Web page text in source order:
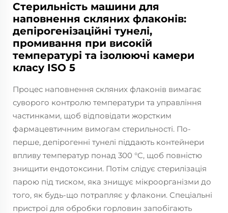
Стерильність машини для
наповнення скляних флаконів:
депірогенізаційні тунелі,
промивання при високій
температурі та ізолюючі камери
класу ISO 5
Процес наповнення скляних флаконів вимагає
суворого контролю температури та управління
частинками, щоб відповідати жорстким
фармацевтичним вимогам стерильності. По-
перше, депірогенні тунелі піддають контейнери
впливу температур понад 300 °C, щоб повністю
знищити ендотоксини. Потім слідує стерилізація
парою під тиском, яка знищує мікроорганізми до
того, як будь-що потрапляє у флакони. Спеціальні
пристрої для обробки горловин запобігають